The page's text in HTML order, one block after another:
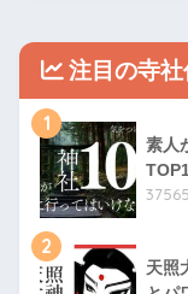
注目の寺社
1
素人
2
天照